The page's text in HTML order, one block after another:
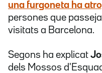
una furgoneta ha
persones que
visitats a Barcelona.
Segons ha explicat
dels Mossos